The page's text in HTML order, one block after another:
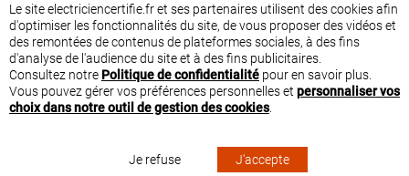
Cet expert en maison connectée, a suivi des formations dédiées à l’installation
et aux paramétrages des solutions connectées Legrand « with Netatmo ».
SITUER APPLICATION ELECTRIQUE À SANARY
Le site electriciencertifie.fr et ses partenaires utilisent des cookies afin
d'optimiser les fonctionnalités du site, de vous proposer des vidéos et
des remontées de contenus de plateformes sociales, à des fins
d'analyse de l'audience du site et à des fins publicitaires.
Consultez notre Politique de confidentialité pour en savoir plus.
Vous pouvez gérer vos préférences personnelles et personnaliser vos
choix dans notre outil de gestion des cookies.
Je refuse J'accepte